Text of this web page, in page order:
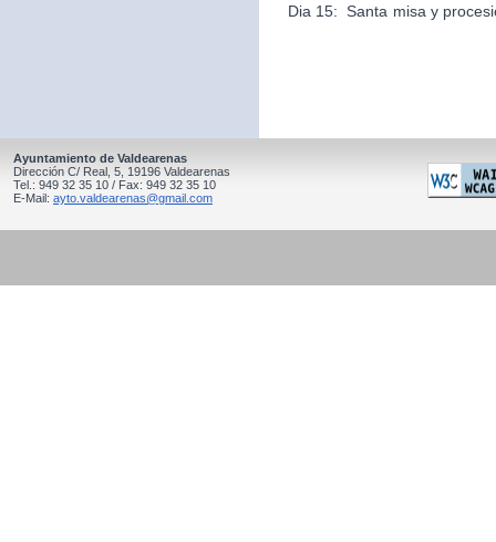
Dia 15: Santa misa y
Ayuntamiento de Valdearenas
Dirección C/ Real, 5, 19196 Valdearenas
Tel.: 949 32 35 10 / Fax: 949 32 35 10
E-Mail: ayto.valdearenas@gmail.com